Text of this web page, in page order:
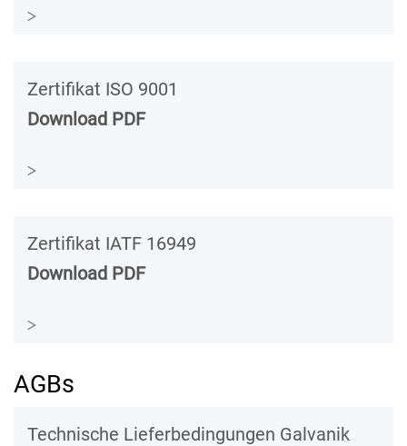
Zertifikat ISO 9001
Download PDF
Zertifikat IATF 16949
Download PDF
AGBs
Technische Lieferbedingungen Galvanik